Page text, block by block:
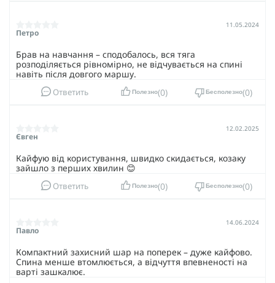
Петро
11.05.2024
Брав на навчання – сподобалось, вся тяга
розподіляється рівномірно, не відчувається на спині
навіть після довгого маршу.
Ответить Полезно 0 Бесполезно 0
Євген
12.02.2025
Кайфую від користування, швидко скидається, козаку
зайшло з перших хвилин 😊
Ответить Полезно 0 Бесполезно 0
Павло
14.06.2024
Компактний захисний шар на поперек – дуже кайфово.
Спина менше втомлюється, а відчуття впевненості на
варті зашкалює.